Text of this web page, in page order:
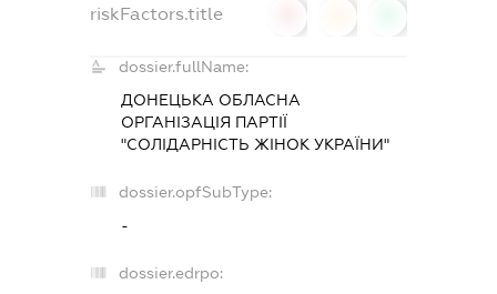
riskFactors.title
dossier.fullName:
ДОНЕЦЬКА ОБЛАСНА
ОРГАНІЗАЦІЯ ПАРТІЇ
"СОЛІДАРНІСТЬ ЖІНОК УКРАЇНИ"
dossier.opfSubType:
-
dossier.edrpo: